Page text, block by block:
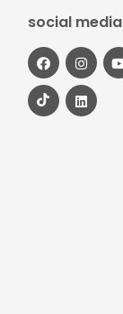
social media